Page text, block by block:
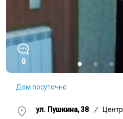
0
Дом посуточно
ул. Пушкина, 38 /
Центр